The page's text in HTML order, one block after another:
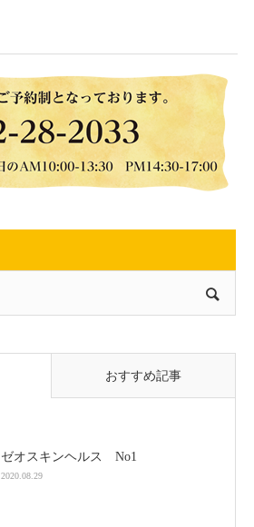
おすすめ記事
ゼオスキンヘルス No1
2020.08.29